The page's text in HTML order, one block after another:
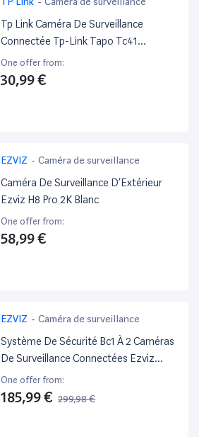
Tp Link Caméra De Surveillance
Connectée Tp-Link Tapo Tc41
Extérieure Blanc
One offer from:
30,99 €
EZVIZ - Caméra de surveillance
Caméra De Surveillance D’Extérieur
Ezviz H8 Pro 2K Blanc
One offer from:
58,99 €
EZVIZ - Caméra de surveillance
Système De Sécurité Bc1 À 2 Caméras
De Surveillance Connectées Ezviz
Intérieure-Extérieure Blanc
One offer from:
185,99 € 299,98 €